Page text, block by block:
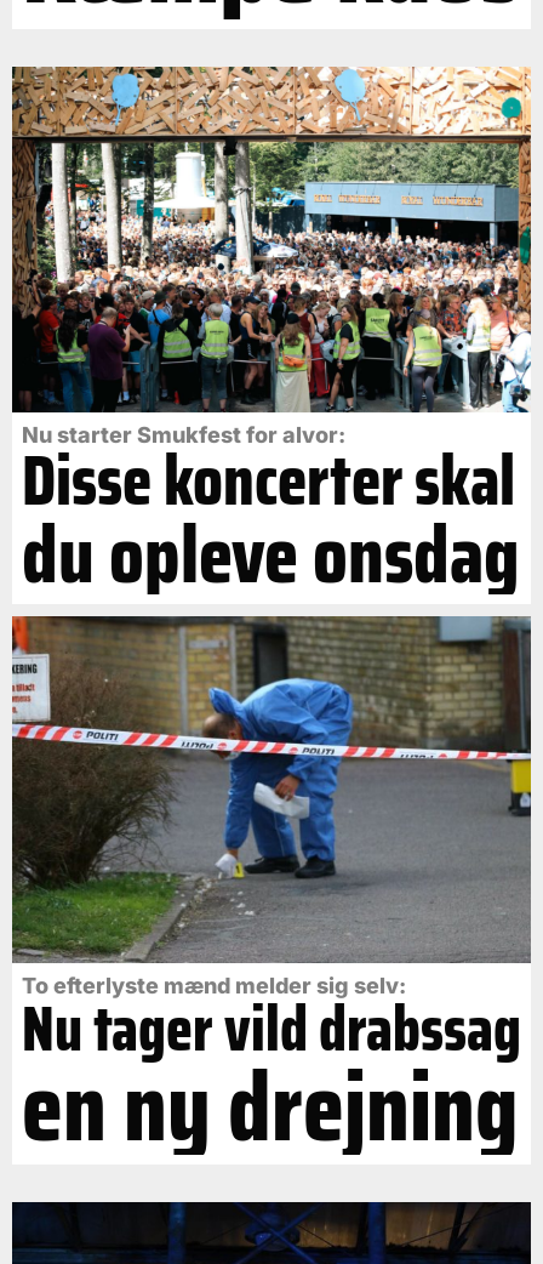
Nu starter Smukfest for alvor:
Disse koncerter skal
du opleve onsdag
To efterlyste mænd melder sig selv:
Nu tager vild drabssag
en ny drejning